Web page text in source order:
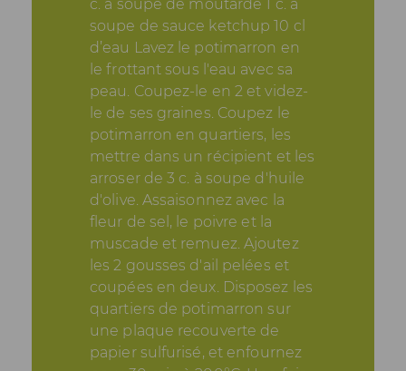
c. à soupe de moutarde 1 c. à
soupe de sauce ketchup 10 cl
d’eau Lavez le potimarron en
le frottant sous l'eau avec sa
peau. Coupez-le en 2 et videz-
le de ses graines. Coupez le
potimarron en quartiers, les
mettre dans un récipient et les
arroser de 3 c. à soupe d'huile
d'olive. Assaisonnez avec la
fleur de sel, le poivre et la
muscade et remuez. Ajoutez
les 2 gousses d'ail pelées et
coupées en deux. Disposez les
quartiers de potimarron sur
une plaque recouverte de
papier sulfurisé, et enfournez